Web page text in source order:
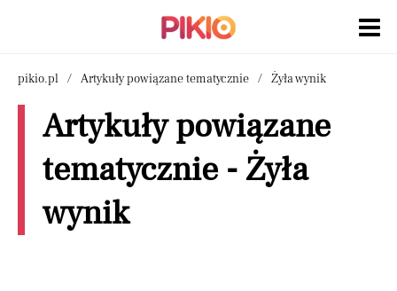
pikio.pl Artykuły powiązane tematycznie Żyła wynik
Artykuły powiązane
tematycznie - Żyła
wynik